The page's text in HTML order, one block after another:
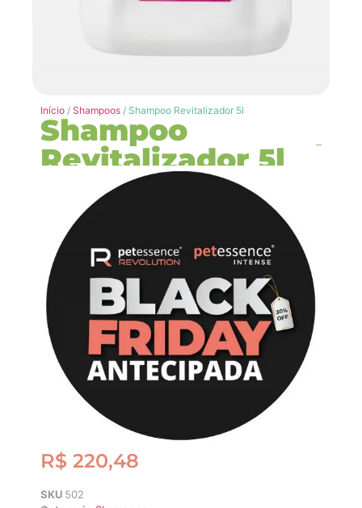
Início / Shampoos / Shampoo Revitalizador 5l
Shampoo
Revitalizador 5l
R$ 220,48
SKU 502